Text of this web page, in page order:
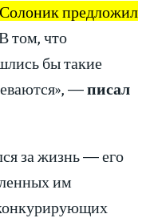
Солоник предложил
том, что
бы такие
—писал
за жизнь — его
им